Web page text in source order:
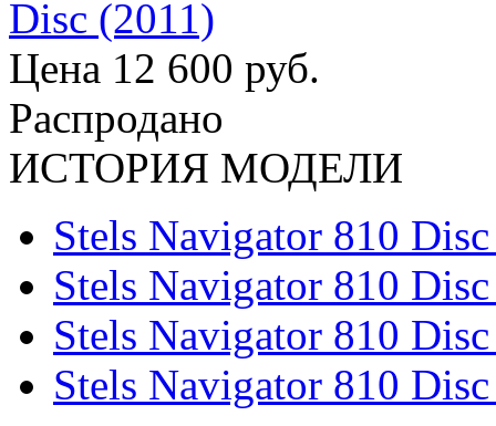
Цена 12 600 руб.
Распродано
ИСТОРИЯ МОДЕЛИ
Stels Navigator 810
Stels Navigator 810
Stels Navigator 810
Stels Navigator 810